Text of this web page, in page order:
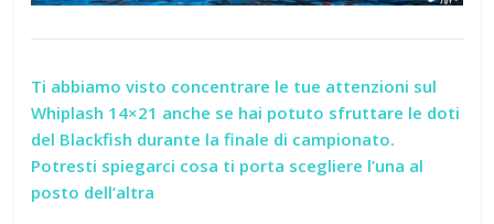
Ti abbiamo visto concentrare le tue attenzioni sul
Whiplash 14×21 anche se hai potuto sfruttare le doti
del Blackfish durante la finale di campionato.
Potresti spiegarci cosa ti porta scegliere l’una al
posto dell’altra